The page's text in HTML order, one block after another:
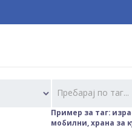
Пребарај по таг...
Пример за таг:
мобилни, храна за